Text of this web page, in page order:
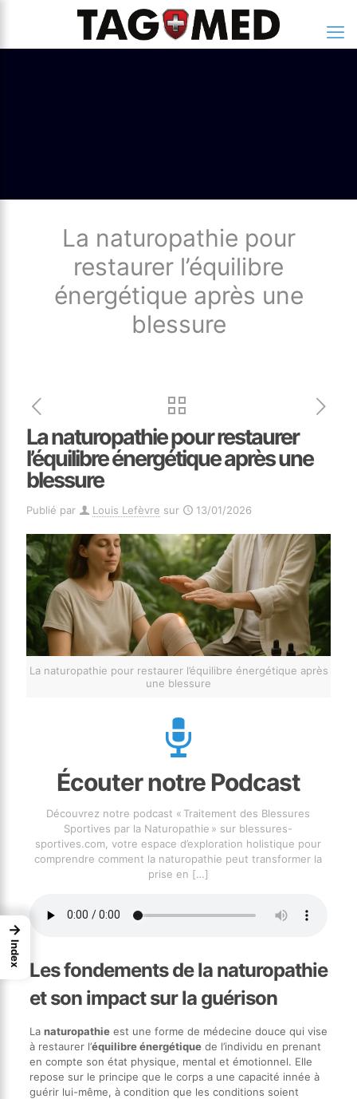
La naturopathie pour
restaurer l’équilibre
énergétique après une
blessure
La naturopathie pour restaurer
l’équilibre énergétique après une
blessure
Publié par Louis Lefèvre sur 13/01/2026
La naturopathie pour restaurer l’équilibre énergétique après
une blessure
Écouter notre Podcast
Découvrez notre podcast « Traitement des Blessures
Sportives par la Naturopathie » sur blessures-
sportives.com, votre espace d’exploration holistique pour
comprendre comment la naturopathie peut transformer la
prise en […]
Les fondements de la naturopathie
et son impact sur la guérison
La naturopathieest une forme de médecine douce qui vise
à restaurer l’équilibre énergétiquede l’individu en prenant
en compte son état physique, mental et émotionnel. Elle
repose sur le principe que le corps a une capacité innée à
guérir lui-même, à condition que les conditions soient
→
Index